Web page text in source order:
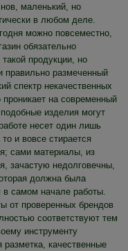
маленький, но
в любом деле.
можно повсеместно,
обязательно
продукции, но
правильно размеченный
спектр некачественных
на современный
изделия могут
несет один лишь
и вовсе стирается
сами материалы, из
зачастую недолговечны,
должна была
в самом начале работы.
от проверенных брендов
соответствуют тем
инструменту
качественные